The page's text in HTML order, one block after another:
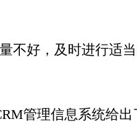
好，及时进行适当
管理信息系统给出